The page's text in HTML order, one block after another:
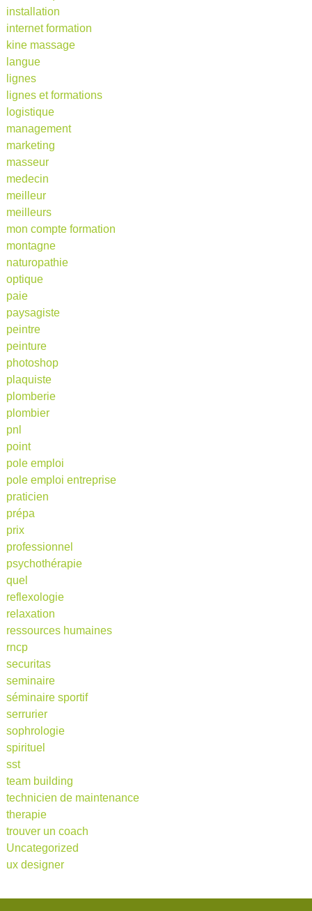
installation
internet formation
kine massage
langue
lignes
lignes et formations
logistique
management
marketing
masseur
medecin
meilleur
meilleurs
mon compte formation
montagne
naturopathie
optique
paie
paysagiste
peintre
peinture
photoshop
plaquiste
plomberie
plombier
pnl
point
pole emploi
pole emploi entreprise
praticien
prépa
prix
professionnel
psychothérapie
quel
reflexologie
relaxation
ressources humaines
rncp
securitas
seminaire
séminaire sportif
serrurier
sophrologie
spirituel
sst
team building
technicien de maintenance
therapie
trouver un coach
Uncategorized
ux designer